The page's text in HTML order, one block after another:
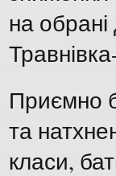
на
Приємно
та
класи,